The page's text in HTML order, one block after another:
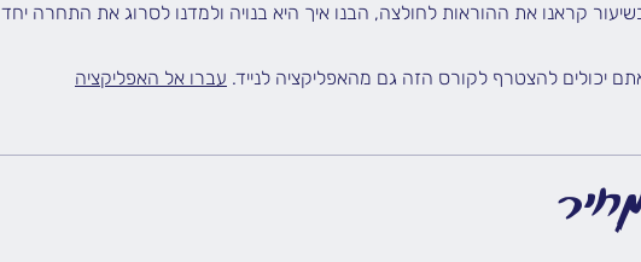
קראנו את ההוראות לחולצה, הבנו איך היא בנויה ולמדנו לסרוג את התחרה יחד
יכולים להצטרף לקורס הזה גם מהאפליקציה לנייד. עברו אל האפליקציה